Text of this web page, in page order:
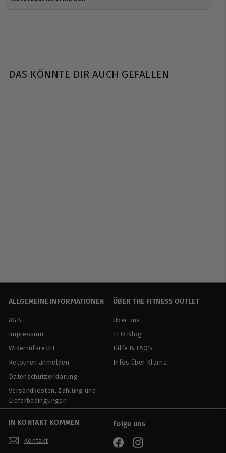
DAS KÖNNTE DIR AUCH GEFALLEN
0
ALLGEMEINE INFORMATIONEN
AGB
Impressum
Widerrufsrecht
Retouren anmelden
Datenschutzerklärung
Versandkosten, Zahlung und
Lieferbedingungen
ÜBER THE FITNESS OUTLET
Über uns
TFO Blog
Hilfe & FAQ's
Infos über Klarna
IN KONTAKT KOMMEN
Kontakt
Folge uns
FacebookInstagram